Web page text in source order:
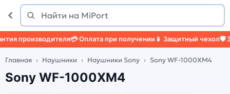
Поиск
Найти
производителя💳 Оплата при получении📱 Защитный чехол🛡️
Главная Наушники Наушники Sony Sony WF-1000XM4
Sony WF-1000XM4